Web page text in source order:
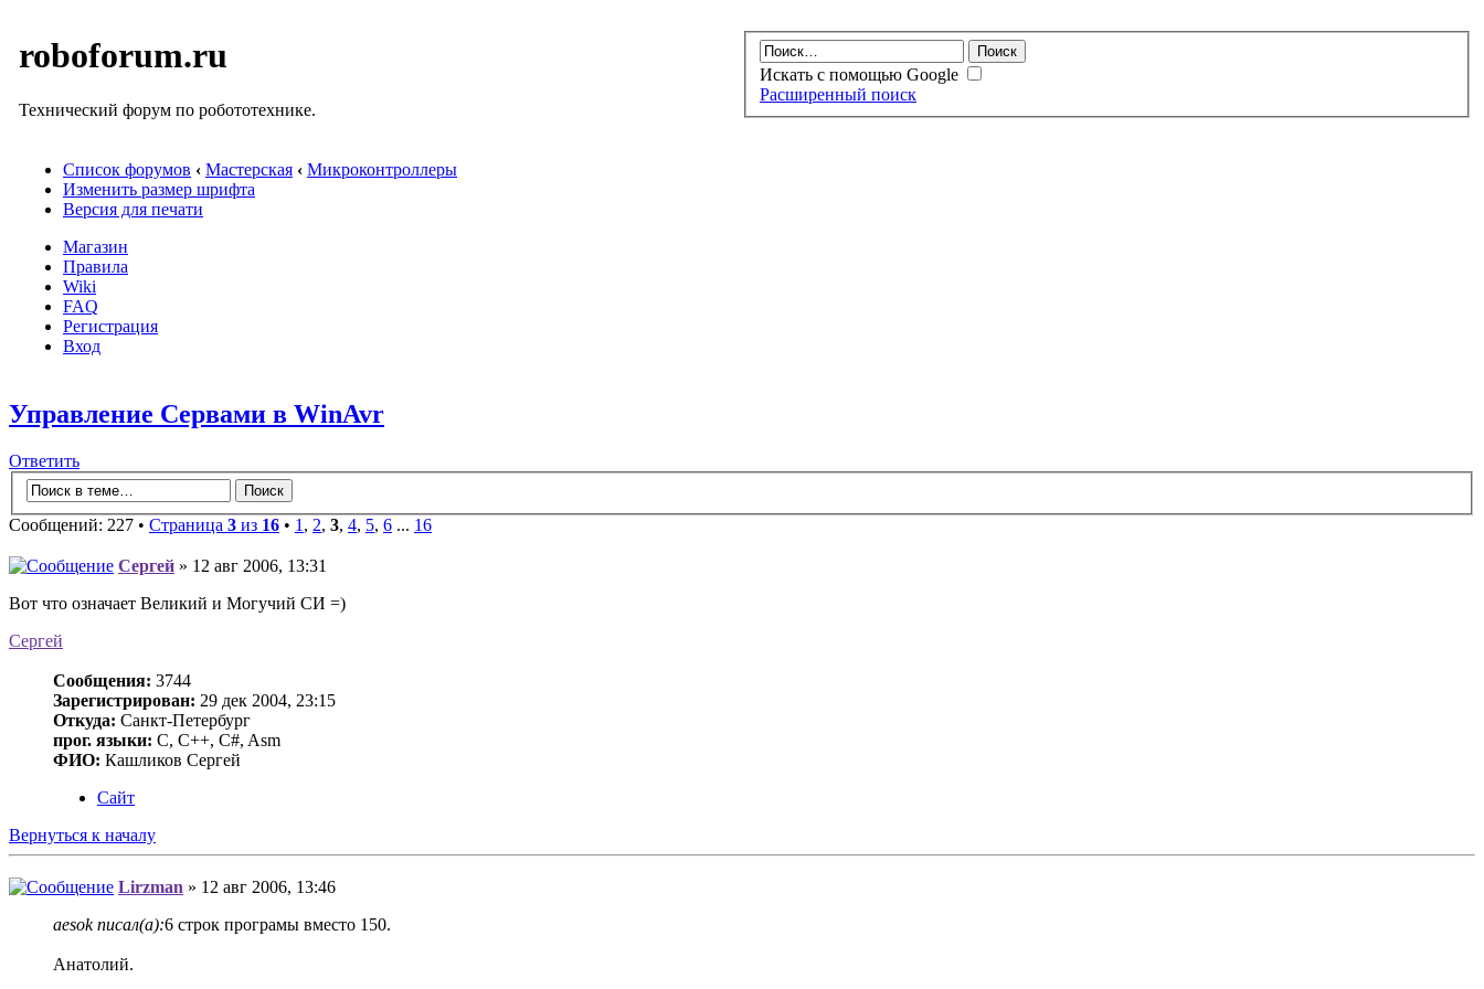
roboforum.ru
Технический форум по робототехнике.
Искать с помощью Google
Расширенный поиск
Список форумов ‹ Мастерская ‹ Микроконтроллеры
Изменить размер шрифта
Версия для печати
Магазин
Правила
Wiki
FAQ
Регистрация
Вход
Управление Сервами в WinAvr
Ответить
Сообщений: 227 • Страница 3 из 16 • 1, 2, 3, 4, 5, 6 ... 16
Сергей » 12 авг 2006, 13:31
Вот что означает Великий и Могучий СИ =)
Сергей
Сообщения: 3744
Зарегистрирован: 29 дек 2004, 23:15
Откуда: Санкт-Петербург
прог. языки: C, C++, C#, Asm
ФИО: Кашликов Сергей
Сайт
Вернуться к началу
Lirzman » 12 авг 2006, 13:46
aesok писал(а):6 строк програмы вместо 150.
Анатолий.